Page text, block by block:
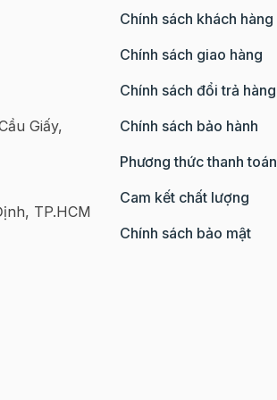
độ chua bạn thích)
Giấy,
TP.HCM
Chính sách khách hàng
Chính sách giao hàng
Chính sách đổi trả hàng
Chính sách bảo hành
Phương thức thanh toán
Cam kết chất lượng
Chính sách bảo mật